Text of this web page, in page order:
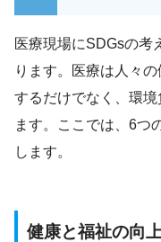
医療現場にSDGsの考
ります。医療は人々
するだけでなく、環
ます。ここでは、6つ
します。
健康と福祉の向